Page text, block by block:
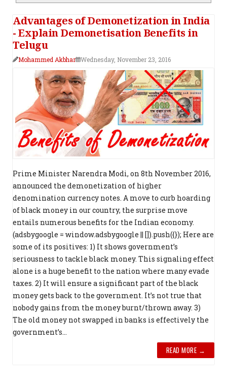
Advantages of Demonetization in India
- Explain Demonetisation Benefits in
Telugu
Mohammed Akbhar Wednesday, November 23, 2016
Prime Minister Narendra Modi, on 8th November 2016,
announced the demonetization of higher
denomination currency notes. A move to curb hoarding
of black money in our country, the surprise move
entails numerous benefits for the Indian economy.
(adsbygoogle = window.adsbygoogle || []).push({}); Here are
some of its positives: 1) It shows government’s
seriousness to tackle black money. This signaling effect
alone is a huge benefit to the nation where many evade
taxes. 2) It will ensure a significant part of the black
money gets back to the government. It’s not true that
nobody gains from the money burnt/thrown away. 3)
The old money not swapped in banks is effectively the
government’s...
READ MORE →